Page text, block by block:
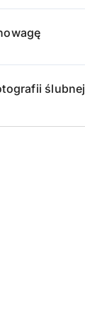
ślubnej